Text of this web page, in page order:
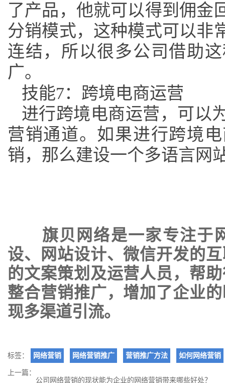
了产品，他就可以得到佣金
分销模式，这种模式可以非
连结，所以很多公司借助
广。
技能7：跨境电商运营
进行跨境电商运营，可以
营销通道。如果进行跨境
销，那么建设一个多语言网
旗贝网络是一家专注于
设、 网站设计、微信开发的
的文案策划及运营人员，帮
整合营销推广，增加了企业
现多渠道引流。
标签： 网络营销 网络营销推广 营销推广方法 如何网络营销
上一篇： 公司网络营销的现状能为企业的网络营销带来哪些好处？